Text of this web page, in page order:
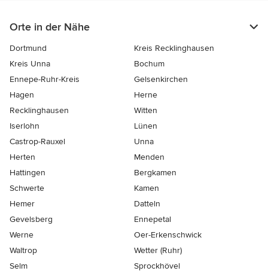
Orte in der Nähe
Dortmund
Kreis Recklinghausen
Kreis Unna
Bochum
Ennepe-Ruhr-Kreis
Gelsenkirchen
Hagen
Herne
Recklinghausen
Witten
Iserlohn
Lünen
Castrop-Rauxel
Unna
Herten
Menden
Hattingen
Bergkamen
Schwerte
Kamen
Hemer
Datteln
Gevelsberg
Ennepetal
Werne
Oer-Erkenschwick
Waltrop
Wetter (Ruhr)
Selm
Sprockhövel